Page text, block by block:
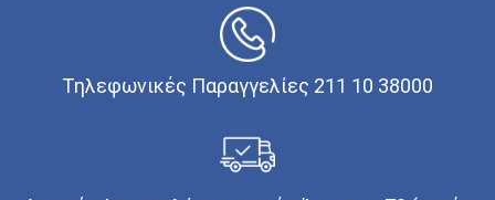
Τηλεφωνικές Παραγγελίες 211 10 38000